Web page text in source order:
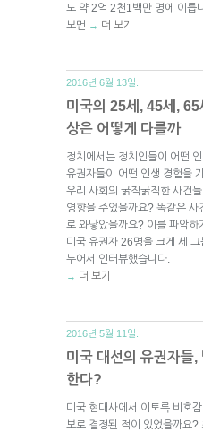
도 약 2억 2천1백만 명에 이릅
보면 → 더 보기
2016년 6월 13일.
미국의 25세, 45세, 65
상은 어떻게 다를까
정치에서는 정치인들이 어떤
유권자들이 어떤 인생 경험을
우리 사회의 굵직굵직한 사건
영향을 주었을까요? 똑같은 사
로 와닿았을까요? 이를 파악하
미국 유권자 26명을 크게 세
누어서 인터뷰했습니다.
→ 더 보기
2016년 5월 11일.
미국 대선의 유권자들
한다?
미국 현대사에서 이토록 비호
보로 결정된 적이 있었을까요?